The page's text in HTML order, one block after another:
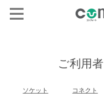
ご利用
ソケット コネクト